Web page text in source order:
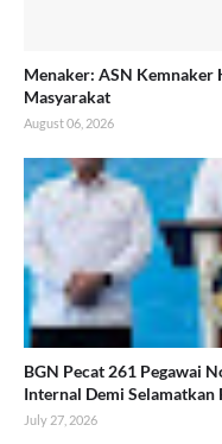
Menaker: ASN Kemnaker
Masyarakat
August 06, 2026
BGN Pecat 261 Pegawai
Internal Demi
July 27, 2026